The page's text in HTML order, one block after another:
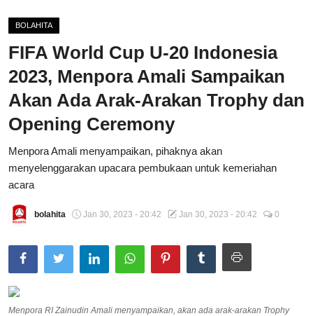
Sportainment
Total Sports
Contact
Pedoman Media Siber
BOLAHITA
FIFA World Cup U-20 Indonesia
2023, Menpora Amali Sampaikan
Akan Ada Arak-Arakan Trophy dan
Opening Ceremony
Menpora Amali menyampaikan, pihaknya akan
menyelenggarakan upacara pembukaan untuk kemeriahan
acara
bolahita Jan 30, 2023 - 20:42 Jan 30, 2023 - 20:42 0
Menpora RI Zainudin Amali menyampaikan, akan ada arak-arakan Trophy